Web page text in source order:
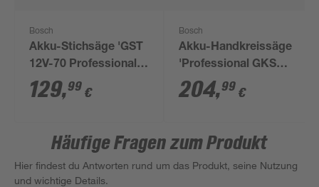
Bosch
Akku-Stichsäge 'GST
12V-70 Professional'
ohne Akku, in L-BOXX
129,99 €
Bosch
Akku-Handkreissäge
'Professional GKS
18V-57 G' ohne Akku
18 V, mit
204,99 €
Häufige Fragen zum Produkt
Hier findest du Antworten rund um das Produkt, seine Nutzung
und wichtige Details.